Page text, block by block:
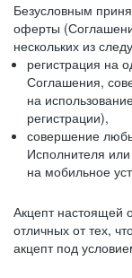
Безусловным
оферты
нескольких из
регистрация на
Соглашения,
на
регистрации),
совершение
Исполнителя
на мобильное
Акцепт настоящей
отличных от тех,
акцепт под